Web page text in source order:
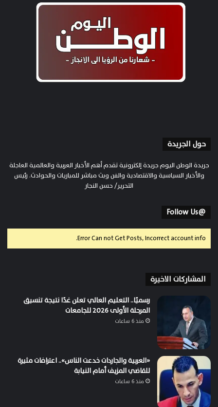
حول الجريدة
جريدة الوطن اليوم جريدة إلكترونية تقدم أهم الأخبار العربية والعالمية العاجلة
والأخبار السياسية والاقتصادية والفن وبث مباشر للمباريات والحوادث. رئيس
التحرير/ حسن النجار
@Follow Us
Error Can not Get Posts, Incorrect account info.
المشاركات الاخيرة
رسميًا.. التعليم العالي تعلن غدًا نتيجة تنسيق
المرحلة الأولى 2026 للجامعات
منذ 6 ساعات
«العربية والجاردات خدعت الناس».. اعترافات مثيرة
للقاضي المزيف أمام النيابة
منذ 6 ساعات